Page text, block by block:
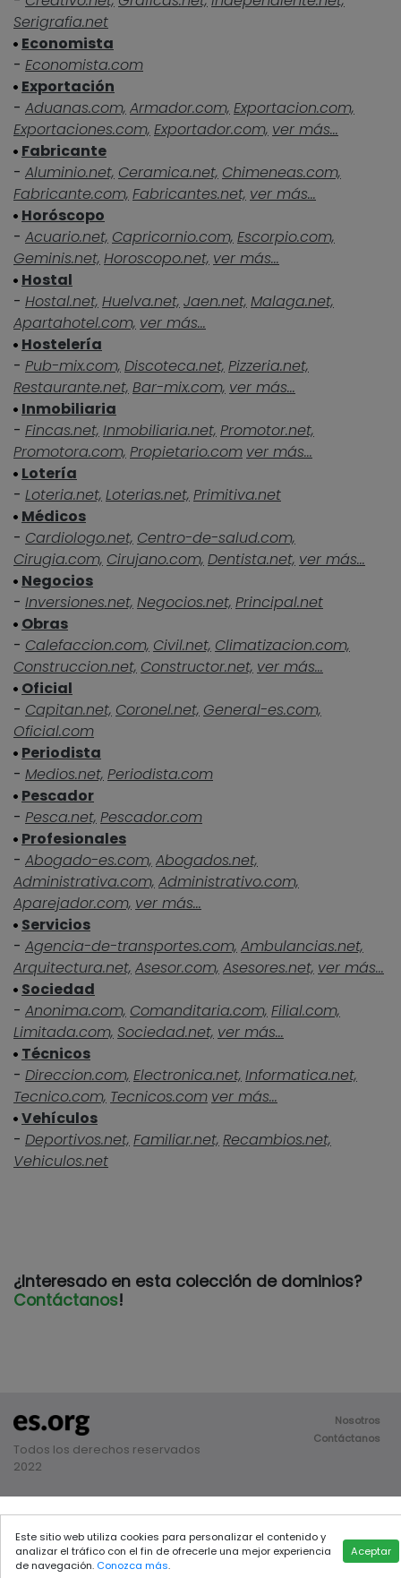
Este sitio web utiliza cookies para personalizar el contenido y
analizar el tráfico con el fin de ofrecerle una mejor experiencia
de navegación. Conozca más.
Aceptar
Serigrafia.net
Economista
- Economista.com
Exportación
- Aduanas.com, Armador.com, Exportacion.com,
Exportaciones.com, Exportador.com, ver más...
Fabricante
- Aluminio.net, Ceramica.net, Chimeneas.com,
Fabricante.com, Fabricantes.net, ver más...
Horóscopo
- Acuario.net, Capricornio.com, Escorpio.com,
Geminis.net, Horoscopo.net, ver más...
Hostal
- Hostal.net, Huelva.net, Jaen.net, Malaga.net,
Apartahotel.com, ver más...
Hostelería
- Pub-mix.com, Discoteca.net, Pizzeria.net,
Restaurante.net, Bar-mix.com, ver más...
Inmobiliaria
- Fincas.net, Inmobiliaria.net, Promotor.net,
Promotora.com, Propietario.com ver más...
Lotería
- Loteria.net, Loterias.net, Primitiva.net
Médicos
- Cardiologo.net, Centro-de-salud.com,
Cirugia.com, Cirujano.com, Dentista.net, ver más...
Negocios
- Inversiones.net, Negocios.net, Principal.net
Obras
- Calefaccion.com, Civil.net, Climatizacion.com,
Construccion.net, Constructor.net, ver más...
Oficial
- Capitan.net, Coronel.net, General-es.com,
Oficial.com
Periodista
- Medios.net, Periodista.com
Pescador
- Pesca.net, Pescador.com
Profesionales
- Abogado-es.com, Abogados.net,
Administrativa.com, Administrativo.com,
Aparejador.com, ver más...
Servicios
- Agencia-de-transportes.com, Ambulancias.net,
Arquitectura.net, Asesor.com, Asesores.net, ver más...
Sociedad
- Anonima.com, Comanditaria.com, Filial.com,
Limitada.com, Sociedad.net, ver más...
Técnicos
- Direccion.com, Electronica.net, Informatica.net,
Tecnico.com, Tecnicos.com ver más...
Vehículos
- Deportivos.net, Familiar.net, Recambios.net,
Vehiculos.net
¿Interesado en esta colección de dominios?
Contáctanos!
Todos los derechos reservados
2022
Nosotros
Contáctanos